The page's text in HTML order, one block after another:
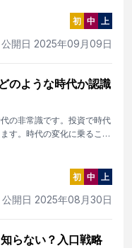
初 中 上
公開日 2025年09 月09日
のような時代か認識
の非常識です。投資で時代
す。時代の変化に乗ること
初 中 上
公開日 2025年08 月30日
らない？入口戦略